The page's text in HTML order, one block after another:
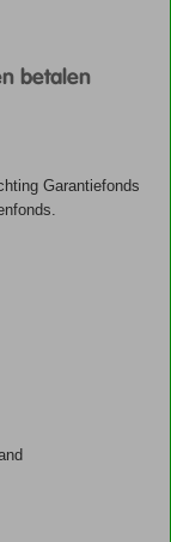
betalen
Garantiefonds